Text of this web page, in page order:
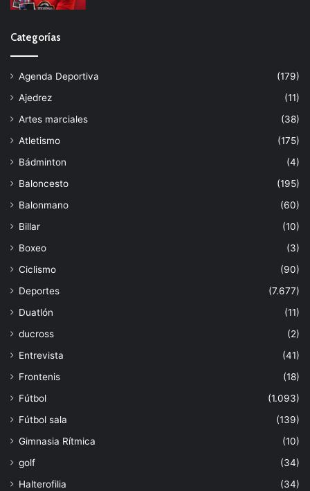
Categorías
Agenda Deportiva
(179)
Ajedrez
(11)
Artes marciales
(38)
Atletismo
(175)
Bádminton
(4)
Baloncesto
(195)
Balonmano
(60)
Billar
(10)
Boxeo
(3)
Ciclismo
(90)
Deportes
(7.677)
Duatlón
(11)
ducross
(2)
Entrevista
(41)
Frontenis
(18)
Fútbol
(1.093)
Fútbol sala
(139)
Gimnasia Rítmica
(10)
golf
(34)
Halterofilia
(34)